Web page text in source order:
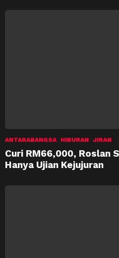
ANTARABANGSA HIBURAN JIRAN
Curi RM66,000, Roslan
Hanya Ujian Kejujuran